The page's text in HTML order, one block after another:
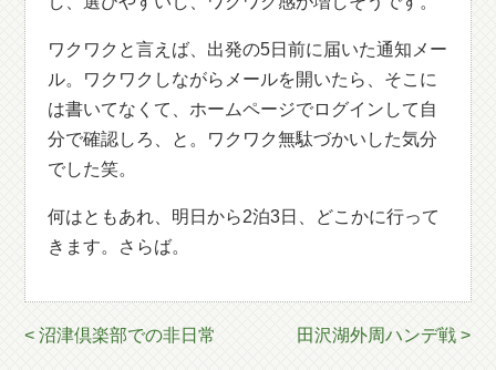
ワクワクと言えば、出発の5日前に届いた通知メー
ル。ワクワクしながらメールを開いたら、そこに
は書いてなくて、ホームページでログインして自
分で確認しろ、と。ワクワク無駄づかいした気分
でした笑。
何はともあれ、明日から2泊3日、どこかに行って
きます。さらば。
< 沼津倶楽部での非日常 田沢湖外周ハンデ戦 >